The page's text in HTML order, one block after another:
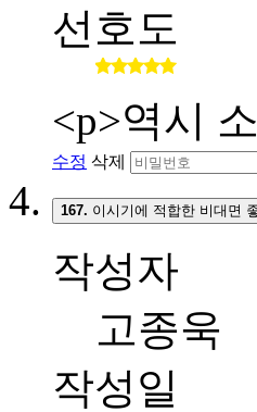
선호도
<p>역시
수정 삭제
167. 이시기에 적합한 비대면
작성자
고종욱
작성일